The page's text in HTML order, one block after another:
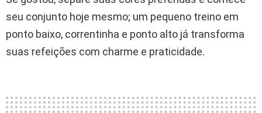
seu conjunto hoje mesmo; um pequeno treino em
ponto baixo, correntinha e ponto alto já transforma
suas refeições com charme e praticidade.